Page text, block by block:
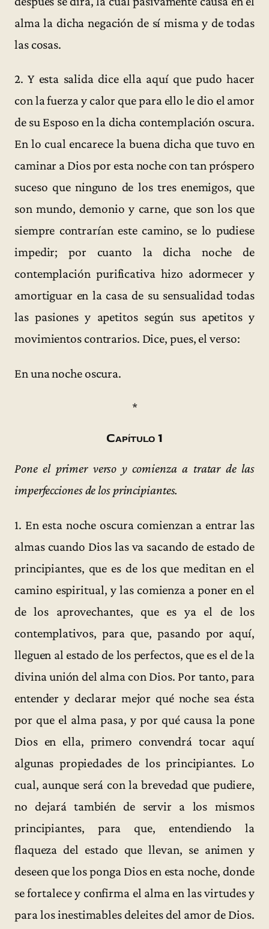
alma la dicha negación de sí misma y de todas
las cosas.
2. Y esta salida dice ella aquí que pudo hacer
con la fuerza y calor que para ello le dio el amor
de su Esposo en la dicha contemplación oscura.
En lo cual encarece la buena dicha que tuvo en
caminar a Dios por esta noche con tan próspero
suceso que ninguno de los tres enemigos, que
son mundo, demonio y carne, que son los que
siempre contrarían este camino, se lo pudiese
impedir; por cuanto la dicha noche de
contemplación purificativa hizo adormecer y
amortiguar en la casa de su sensualidad todas
las pasiones y apetitos según sus apetitos y
movimientos contrarios. Dice, pues, el verso:
En una noche oscura.
*
Capítulo 1
Pone el primer verso y comienza a tratar de las
imperfecciones de los principiantes.
1. En esta noche oscura comienzan a entrar las
almas cuando Dios las va sacando de estado de
principiantes, que es de los que meditan en el
camino espiritual, y las comienza a poner en el
de los aprovechantes, que es ya el de los
contemplativos, para que, pasando por aquí,
lleguen al estado de los perfectos, que es el de la
divina unión del alma con Dios. Por tanto, para
entender y declarar mejor qué noche sea ésta
por que el alma pasa, y por qué causa la pone
Dios en ella, primero convendrá tocar aquí
algunas propiedades de los principiantes. Lo
cual, aunque será con la brevedad que pudiere,
no dejará también de servir a los mismos
principiantes, para que, entendiendo la
flaqueza del estado que llevan, se animen y
deseen que los ponga Dios en esta noche, donde
se fortalece y confirma el alma en las virtudes y
para los inestimables deleites del amor de Dios.